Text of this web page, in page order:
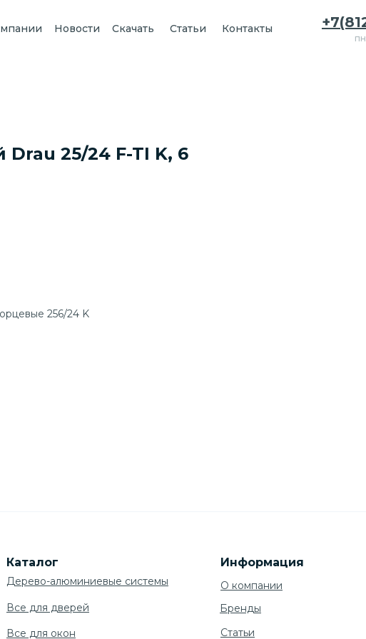
Новости Статьи Контакты
Скачать
25/24 F-TI K, 6
256/24 K
Каталог Информация
Дерево-алюминиевые системы
Все для дверей
Все для окон
О компании
Cтатьи
Бренды